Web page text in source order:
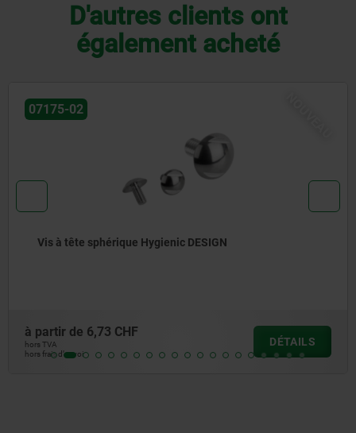
D'autres clients ont
également acheté
07170-15
Vis H en Inox Hygienic DESIGN
à partir de
hors frais d’envoi